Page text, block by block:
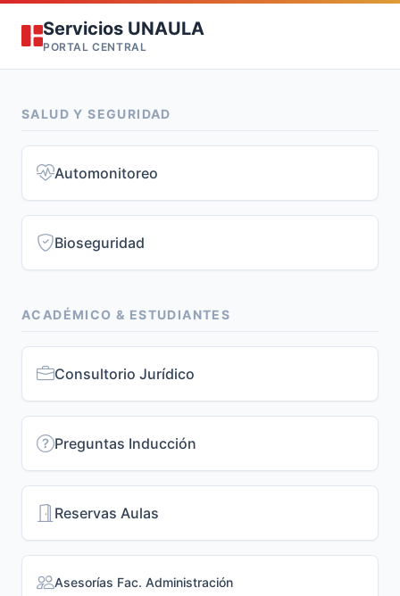
Servicios UNAULA
PORTAL CENTRAL
SALUD Y SEGURIDAD
Automonitoreo
Bioseguridad
ACADÉMICO & ESTUDIANTES
Consultorio Jurídico
Preguntas Inducción
Reservas Aulas
Asesorías Fac. Administración